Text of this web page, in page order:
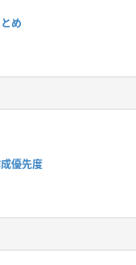
め
優先度